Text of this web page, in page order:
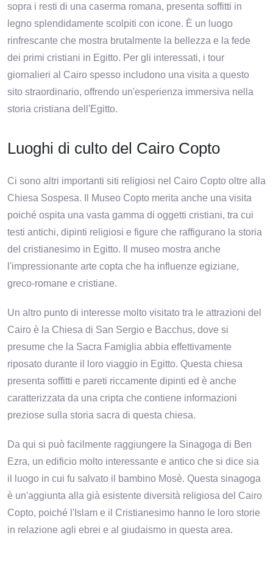
sopra i resti di una caserma romana, presenta soffitti in
legno splendidamente scolpiti con icone. È un luogo
rinfrescante che mostra brutalmente la bellezza e la fede
dei primi cristiani in Egitto. Per gli interessati, i tour
giornalieri al Cairo spesso includono una visita a questo
sito straordinario, offrendo un'esperienza immersiva nella
storia cristiana dell'Egitto.
Luoghi di culto del Cairo Copto
Ci sono altri importanti siti religiosi nel Cairo Copto oltre alla
Chiesa Sospesa. Il Museo Copto merita anche una visita
poiché ospita una vasta gamma di oggetti cristiani, tra cui
testi antichi, dipinti religiosi e figure che raffigurano la storia
del cristianesimo in Egitto. Il museo mostra anche
l'impressionante arte copta che ha influenze egiziane,
greco-romane e cristiane.
Un altro punto di interesse molto visitato tra le attrazioni del
Cairo è la Chiesa di San Sergio e Bacchus, dove si
presume che la Sacra Famiglia abbia effettivamente
riposato durante il loro viaggio in Egitto. Questa chiesa
presenta soffitti e pareti riccamente dipinti ed è anche
caratterizzata da una cripta che contiene informazioni
preziose sulla storia sacra di questa chiesa.
Da qui si può facilmente raggiungere la Sinagoga di Ben
Ezra, un edificio molto interessante e antico che si dice sia
il luogo in cui fu salvato il bambino Mosè. Questa sinagoga
è un'aggiunta alla già esistente diversità religiosa del Cairo
Copto, poiché l'Islam e il Cristianesimo hanno le loro storie
in relazione agli ebrei e al giudaismo in questa area.